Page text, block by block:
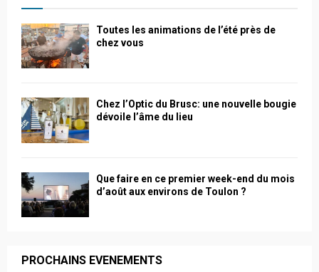
Toutes les animations de l’été près de
chez vous
Chez l’Optic du Brusc: une nouvelle bougie
dévoile l’âme du lieu
Que faire en ce premier week-end du mois
d’août aux environs de Toulon ?
PROCHAINS EVENEMENTS